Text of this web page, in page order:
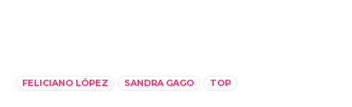
FELICIANO LÓPEZ SANDRA GAGO TOP